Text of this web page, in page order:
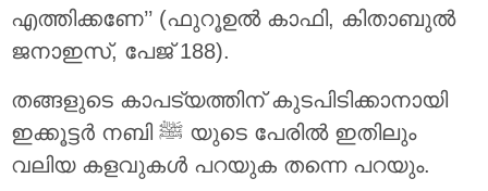
എത്തിക്കണേ’’ (ഫുറൂഉൽ കാഫി, കിതാബുൽ
ജനാഇസ്, പേജ് 188).
തങ്ങളുടെ കാപട്യത്തിന് കുടപിടിക്കാനായി
ഇക്കൂട്ടർ നബി ﷺ യുടെ പേരിൽ ഇതിലും
വലിയ കളവുകൾ പറയുക തന്നെ പറയും.